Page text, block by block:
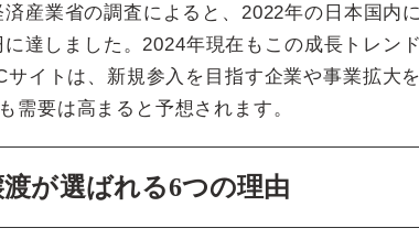
産業省の調査によると、2022年の日本国内
達しました。2024年現在もこの成長トレン
イトは、新規参入を目指す企業や事業拡大
需要は高まると予想されます。
が選ばれる6つの理由